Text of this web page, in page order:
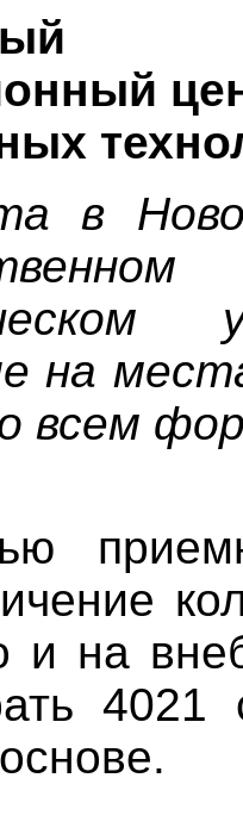
в
на
всем
и на
4021